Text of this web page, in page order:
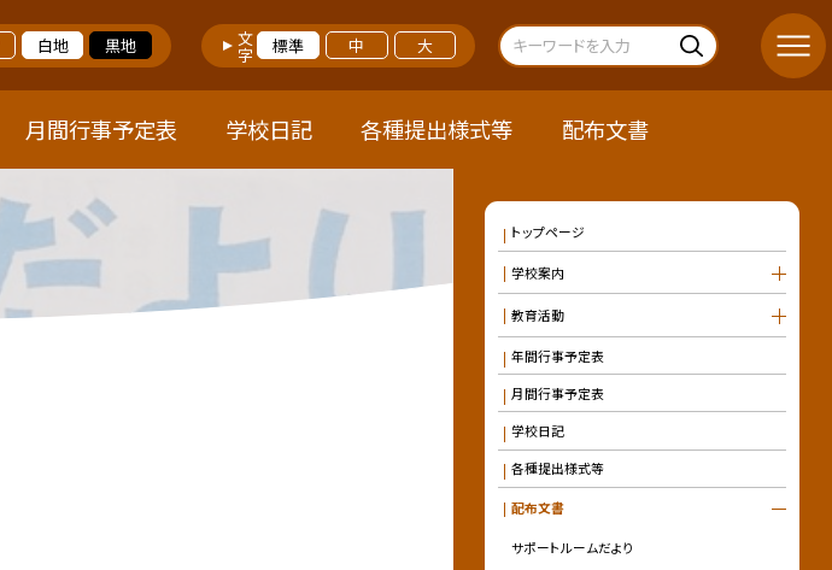
白地 黒地 文字 標準 中 大
月間行事予定表 学校日記 各種提出様式等 配布文書
トップページ
学校案内
教育活動
年間行事予定表
月間行事予定表
学校日記
各種提出様式等
配布文書
サポートルームだより